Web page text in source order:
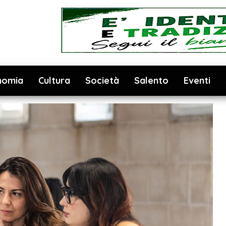
Cultura Società Salento Eventi